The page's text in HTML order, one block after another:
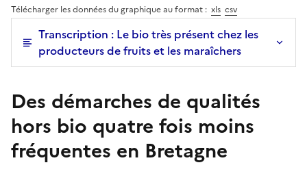
Télécharger les données du graphique au format : xls csv
Transcription : Le bio très présent chez les
producteurs de fruits et les maraîchers
Des démarches de qualités
hors bio quatre fois moins
fréquentes en Bretagne